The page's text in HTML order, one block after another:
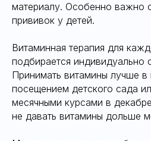
материалу. Особенно важно
прививок у детей.
Витаминная терапия для
подбирается индивидуально
Принимать витамины лучше
посещением детского сада
месячными курсами в
не давать витамины дольше